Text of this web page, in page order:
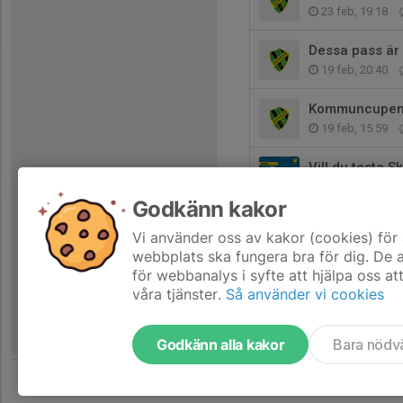
23 feb, 19:18
Dessa pass
19 feb, 20:40
19 feb, 15:59
Vill du testa
Det saknas
16 feb, 14:11
Godkänn kakor
Vi använder oss av kakor (cookies)
webbplats ska fungera bra för dig. De
för webbanalys i syfte att hjälpa oss
våra tjänster. Så använder vi cookies
Godkänn alla kakor Bara